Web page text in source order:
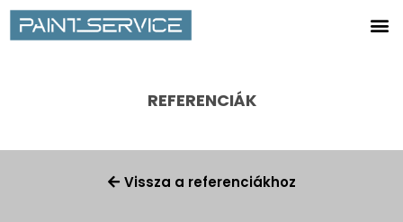
REFERENCIÁK
Vissza a referenciákhoz